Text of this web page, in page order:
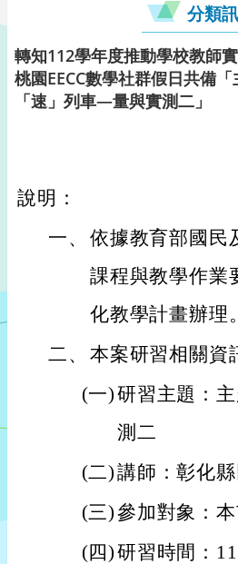
分類
轉知112學年度推動學校教師
桃園EECC數學社群假日共備「
「速」列車—量與實測二」
說明：
一、 依據教育部國民
課程與教學作業
化教學計畫辦理。
二、 本案研習相關資
(一)研習主題：
測二
(二)講師：彰化
(三)參加對象：
(四)研習時間：